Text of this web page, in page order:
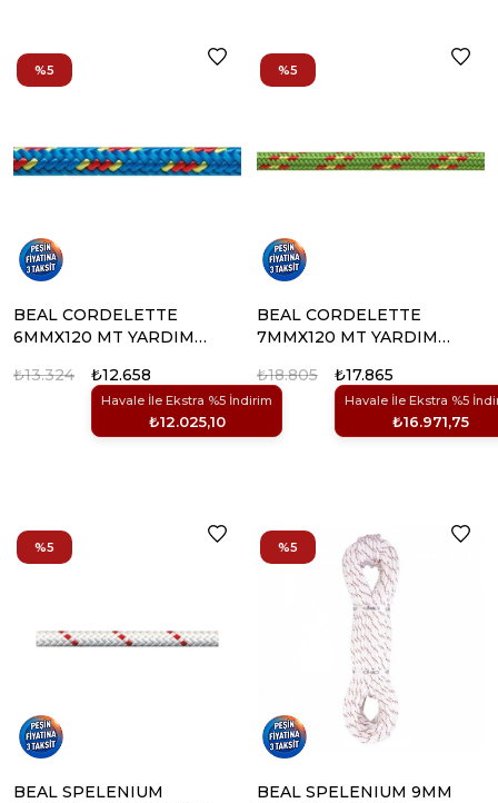
BEAL CORDELETTE
6MMX120 MT YARDIMCI
₺12.658
Havale İle Ekstra %5 İndirim
₺12.025,10
₺13.324
%5
BEAL CORDELETTE
7MMX120 MT YARDIMCI
₺17.865
Havale İle Ekstra %5
₺16.971,75
₺18.805
%5
BEAL SPELENIUM
%5
BEAL SPELENIUM 9MM
%5